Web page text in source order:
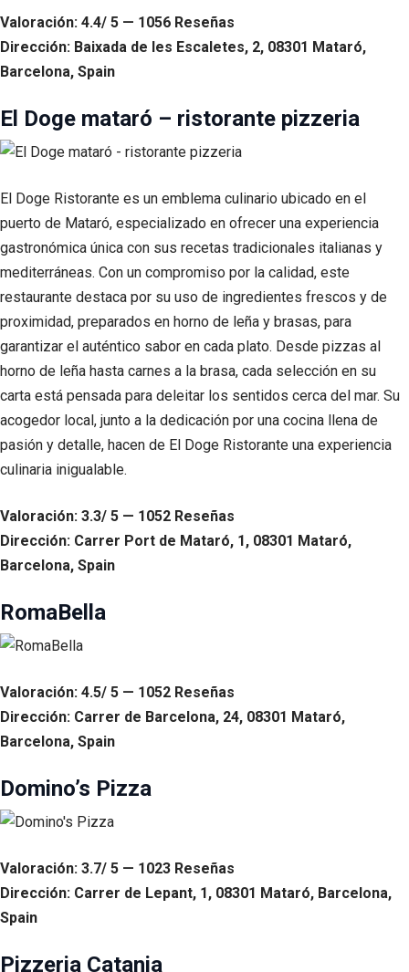
Valoración: 4.4/ 5 — 1056 Reseñas
Dirección: Baixada de les Escaletes, 2, 08301 Mataró,
Barcelona, Spain
El Doge mataró – ristorante pizzeria
El Doge Ristorante es un emblema culinario ubicado en el
puerto de Mataró, especializado en ofrecer una experiencia
gastronómica única con sus recetas tradicionales italianas y
mediterráneas. Con un compromiso por la calidad, este
restaurante destaca por su uso de ingredientes frescos y de
proximidad, preparados en horno de leña y brasas, para
garantizar el auténtico sabor en cada plato. Desde pizzas al
horno de leña hasta carnes a la brasa, cada selección en su
carta está pensada para deleitar los sentidos cerca del mar. Su
acogedor local, junto a la dedicación por una cocina llena de
pasión y detalle, hacen de El Doge Ristorante una experiencia
culinaria inigualable.
Valoración: 3.3/ 5 — 1052 Reseñas
Dirección: Carrer Port de Mataró, 1, 08301 Mataró,
Barcelona, Spain
RomaBella
Valoración: 4.5/ 5 — 1052 Reseñas
Dirección: Carrer de Barcelona, 24, 08301 Mataró,
Barcelona, Spain
Domino’s Pizza
Valoración: 3.7/ 5 — 1023 Reseñas
Dirección: Carrer de Lepant, 1, 08301 Mataró, Barcelona,
Spain
Pizzeria Catania